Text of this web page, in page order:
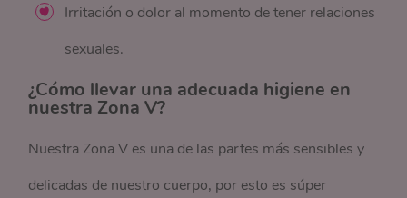
Irritación o dolor al momento de tener relaciones
sexuales.
¿Cómo llevar una adecuada higiene en
nuestra Zona V?
Nuestra Zona V es una de las partes más sensibles y
delicadas de nuestro cuerpo, por esto es súper